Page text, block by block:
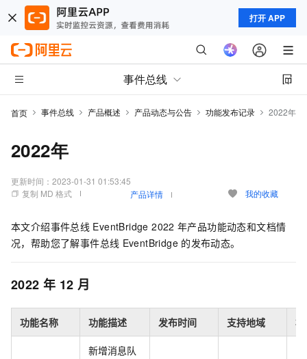
打开 APP
事件总线
首页 事件总线 产品概述 产品动态与公告 功能发布记录 2022年
2022年
更新时间： 2023-01-31 01:53:45
复制 MD 格式
产品详情 我的收藏
本文介绍事件总线 EventBridge 2022 年产品功能动态和文档情
况，帮助您了解事件总线 EventBridge 的发布动态。
2022 年 12 月
功能名称 功能描述 发布时间 支持地域
新增消息队